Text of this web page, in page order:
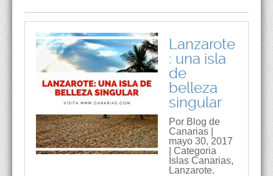
Lanzarote
: una isla
de
belleza
singular
Por Blog de
Canarias |
mayo 30, 2017
| Categoria
Islas Canarias,
Lanzarote.